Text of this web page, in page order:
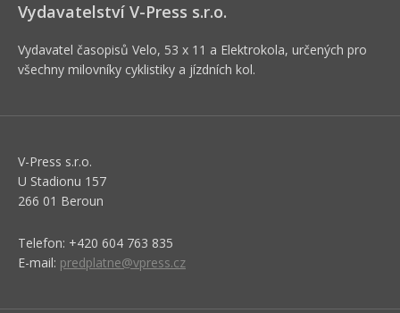
Vydavatelství V-Press s.r.o.
Vydavatel časopisů Velo, 53 x 11 a Elektrokola, určených pro
všechny milovníky cyklistiky a jízdních kol.
V-Press s.r.o.
U Stadionu 157
266 01 Beroun
Telefon: +420 604 763 835
E-mail: predplatne@vpress.cz